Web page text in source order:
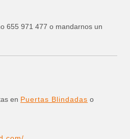
655 971 477 o mandarnos un
en Puertas Blindadas o